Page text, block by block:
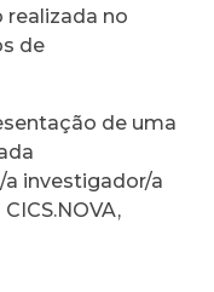
realizada no
de
de uma
investigador/a